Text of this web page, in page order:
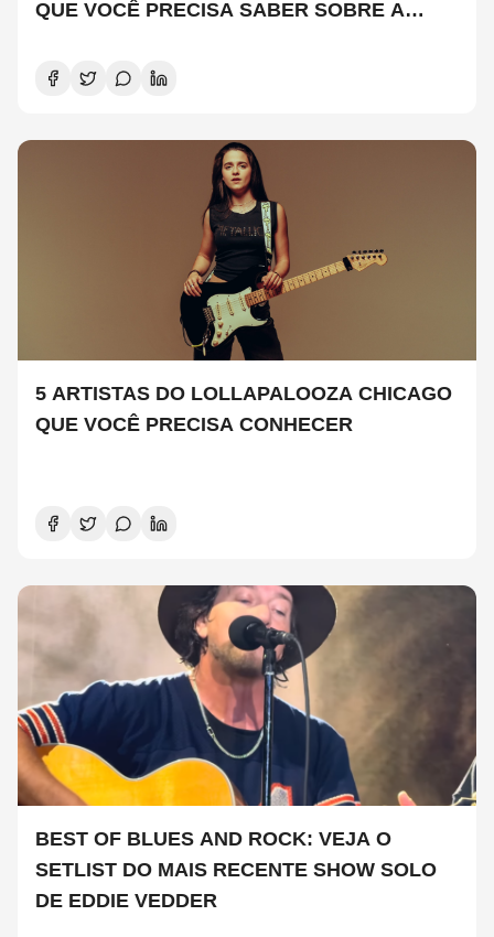
QUE VOCÊ PRECISA SABER SOBRE A
5 ARTISTAS DO LOLLAPALOOZA CHICAGO
QUE VOCÊ PRECISA CONHECER
BEST OF BLUES AND ROCK: VEJA O
SETLIST DO MAIS RECENTE SHOW SOLO
DE EDDIE VEDDER